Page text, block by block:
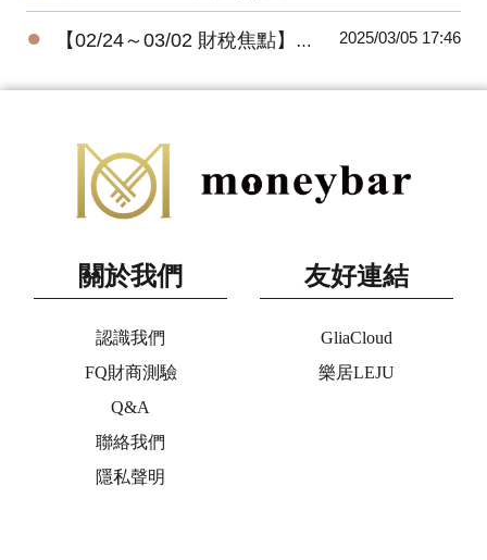
● 【02/24～03/02 財稅焦點】房屋稅設籍，意外找出12萬戶包租公包租婆 2025/03/05 17:46
關於我們
認識我們
FQ財商測驗
Q&A
聯絡我們
隱私聲明
友好連結
GliaCloud
樂居LEJU